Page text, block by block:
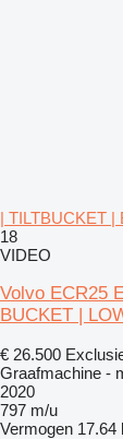
| TILTBUCKET |
18
VIDEO
Volvo ECR25
BUCKET |
€ 26.500
Graafmachine -
2020
797 m/u
Vermogen 17.64